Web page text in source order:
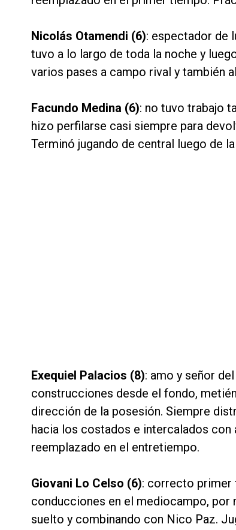
Nicolás Otamendi (6): espectador de
tuvo a lo largo de toda la noche y
varios pases a campo rival y también
Facundo Medina (6): no tuvo trabajo
hizo perfilarse casi siempre para
Terminó jugando de central luego de
Exequiel Palacios (8): amo y señor
construcciones desde el fondo,
dirección de la posesión. Siempre
hacia los costados e intercalados con
reemplazado en el entretiempo.
Giovani Lo Celso (6): correcto primer
conducciones en el mediocampo,
suelto y combinando con Nico Paz.